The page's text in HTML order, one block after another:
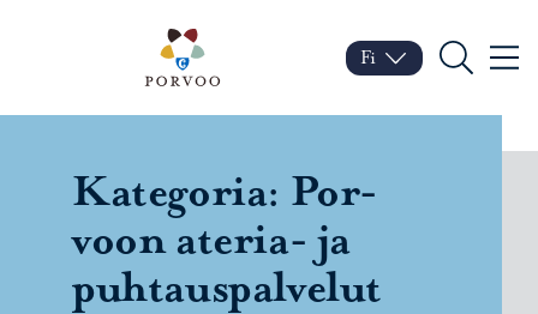
Porvoo – Siirry
Vaihda kieltä
Nykyinen kieli: Suomi
Fi
Hae
Ka­te­go­ria: Por­
voon ateria-​ ja
puh­taus­pal­ve­lut